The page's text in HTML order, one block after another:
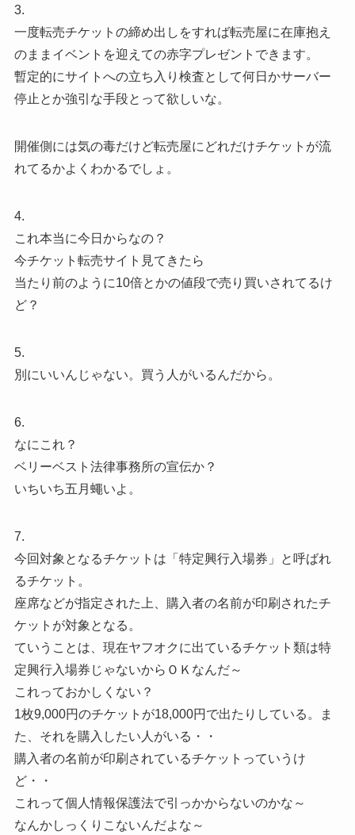
3.
一度転売チケットの締め出しをすれば転売屋に在庫抱え
のままイベントを迎えての赤字プレゼントできます。
暫定的にサイトへの立ち入り検査として何日かサーバー
停止とか強引な手段とって欲しいな。
開催側には気の毒だけど転売屋にどれだけチケットが流
れてるかよくわかるでしょ。
4.
これ本当に今日からなの？
今チケット転売サイト見てきたら
当たり前のように10倍とかの値段で売り買いされてるけ
ど？
5.
別にいいんじゃない。買う人がいるんだから。
6.
なにこれ？
ベリーベスト法律事務所の宣伝か？
いちいち五月蠅いよ。
7.
今回対象となるチケットは「特定興行入場券」と呼ばれ
るチケット。
座席などが指定された上、購入者の名前が印刷されたチ
ケットが対象となる。
ていうことは、現在ヤフオクに出ているチケット類は特
定興行入場券じゃないからＯＫなんだ～
これっておかしくない？
1枚9,000円のチケットが18,000円で出たりしている。ま
た、それを購入したい人がいる・・
購入者の名前が印刷されているチケットっていうけ
ど・・
これって個人情報保護法で引っかからないのかな～
なんかしっくりこないんだよな～